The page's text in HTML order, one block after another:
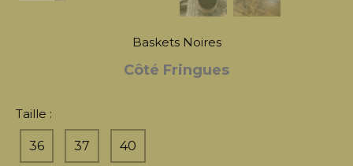
Baskets Noires
Côté Fringues
Taille :
36 37 40